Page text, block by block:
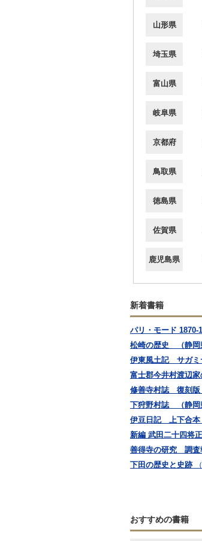
山形県
埼玉県
富山県
岐阜県
京都府
鳥取県
徳島県
佐賀県
鹿児島県
新着書籍
パリ・モード 1870-
松崎の歴史 （静岡
伊東風土記 サガミ
富士郡今井村渡辺
修善寺村誌 復刻版
下狩野村誌 （静岡
伊豆日記 上下合本
新編 武田二十四将
善得寺の研究 調査
下田の歴史と史跡
おすすめの書籍